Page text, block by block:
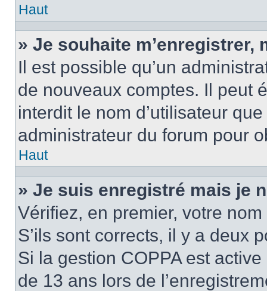
Haut
» Je souhaite m’enregistrer,
Il est possible qu’un
de nouveaux comptes. Il peut
interdit le nom d’utilisateur
administrateur du forum pour
Haut
» Je suis enregistré mais je
Vérifiez, en premier, votre
S’ils sont corrects, il y a deux
Si la gestion COPPA est
de 13 ans lors de